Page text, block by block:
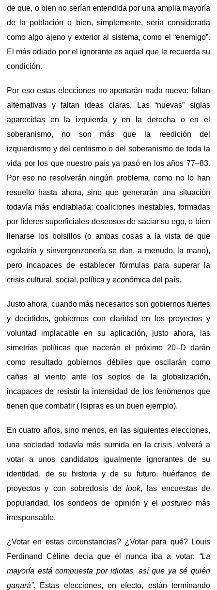
de que, o bien no serían entendida por una amplia mayoría
de la población o bien, simplemente, sería considerada
como algo ajeno y exterior al sistema, como el “enemigo”.
El más odiado por el ignorante es aquel que le recuerda su
condición.
Por eso estas elecciones no aportarán nada nuevo: faltan
alternativas y faltan ideas claras. Las “nuevas” siglas
aparecidas en la izquierda y en la derecha o en el
soberanismo, no son más que la reedición del
izquierdismo y del centrismo o del soberanismo de toda la
vida por los que nuestro país ya pasó en los años 77–83.
Por eso no resolverán ningún problema, como no lo han
resuelto hasta ahora, sino que generarán una situación
todavía más endiablada: coaliciones inestables, formadas
por líderes superficiales deseosos de saciar su ego, o bien
llenarse los bolsillos (o ambas cosas a la vista de que
egolatría y sinvergonzonería se dan, a menudo, la mano),
pero incapaces de establecer fórmulas para superar la
crisis cultural, social, política y económica del país.
Justo ahora, cuando más necesarios son gobiernos fuertes
y decididos, gobiernos con claridad en los proyectos y
voluntad implacable en su aplicación, justo ahora, las
simetrías políticas que nacerán el próximo 20–D darán
como resultado gobiernos débiles que oscilarán como
cañas al viento ante los soplos de la globalización,
incapaces de resistir la intensidad de los fenómenos que
tienen que combatir (Tsipras es un buen ejemplo).
En cuatro años, sino menos, en las siguientes elecciones,
una sociedad todavía más sumida en la crisis, volverá a
votar a unos candidatos igualmente ignorantes de su
identidad, de su historia y de su futuro, huérfanos de
proyectos y con sobredosis de look, las encuestas de
popularidad, los sondeos de opinión y el postureomás
irresponsable.
¿Votar en estas circunstancias? ¿Votar para qué? Louis
Ferdinand Céline decía que él nunca iba a votar: “La
mayoría está compuesta por idiotas, así que ya sé quién
ganará”. Estas elecciones, en efecto, están terminando